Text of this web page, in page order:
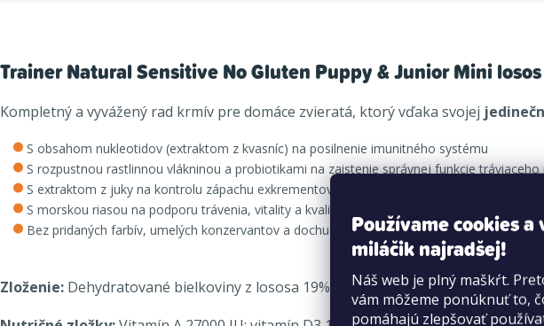
Používame cookies
miláčik najradšej!
Náš web je plný maškŕt.
vám môžeme ponúknuť to,
pomáhajú zlepšovať
Trainer Natural Sensitive No Gluten Puppy & Junior Mini losos
Kompletný a vyvážený rad krmív pre domáce zvieratá, ktorý vďaka svojej
S obsahom nukleotidov (extraktom z kvasníc) na posilnenie imunitného systému
S rozpustnou rastlinnou vlákninou a probiotikami na zaistenie správnej funkcie
S extraktom z juky na kontrolu zápachu exkrementov a pre jej protizápalové vlastnosti
S morskou riasou na podporu trávenia, vitality a kvality srsti
Bez pridaných farbív, umelých konzervantov a dochucovadiel.
Zloženie: Dehydratované bielkoviny z lososa 19%, kukuričné bielkoviny, celá